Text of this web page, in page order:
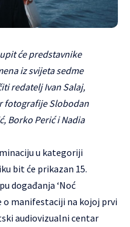
će predstavnike
iz svijeta sedme
redatelj Ivan Salaj,
fotografije Slobodan
Borko Perić i Nadia
u kategoriji
bit će prikazan 15.
događanja ‘Noć
o manifestaciji na kojoj prvi
audiovizualni centar